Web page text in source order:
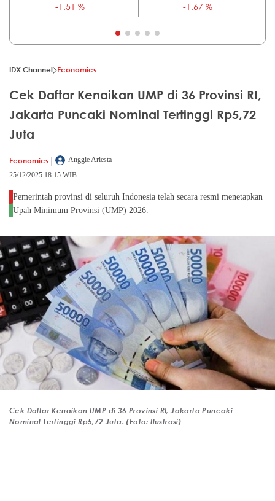
-1.51 %
-1.67 %
IDX Channel Economics
Cek Daftar Kenaikan UMP di 36 Provinsi RI,
Jakarta Puncaki Nominal Tertinggi Rp5,72
Juta
Economics |
Anggie Ariesta
25/12/2025 18:15 WIB
Pemerintah provinsi di seluruh Indonesia telah secara resmi menetapkan
Upah Minimum Provinsi (UMP) 2026.
Cek Daftar Kenaikan UMP di 36 Provinsi RI, Jakarta Puncaki
Nominal Tertinggi Rp5,72 Juta. (Foto: Ilustrasi)